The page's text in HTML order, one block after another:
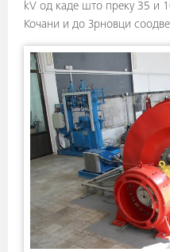
kV од каде што преку 35 и
Кочани и до Зрновци